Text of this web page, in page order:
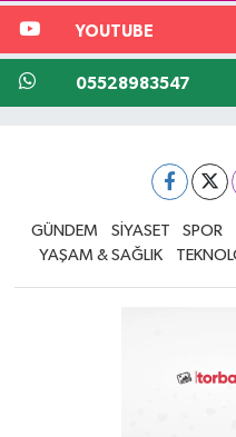
YOUTUBE
05528983547
GÜNDEM SİYASET SPOR
YAŞAM & SAĞLIK